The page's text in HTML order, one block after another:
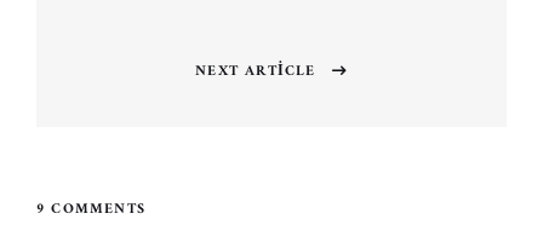
NEXT ARTICLE
9 COMMENTS